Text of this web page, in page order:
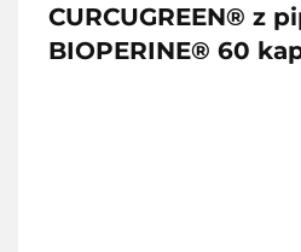
CURCUGREEN® z
BIOPERINE® 60